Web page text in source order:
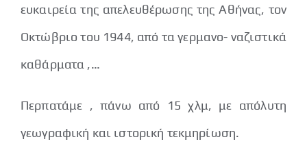
ευκαιρεία της απελευθέρωσης της Αθήνας, τον
Οκτώβριο του 1944, από τα γερμανο- ναζιστικά
καθάρματα ,…
Περπατάμε , πάνω από 15 χλμ, με απόλυτη
γεωγραφική και ιστορική τεκμηρίωση.